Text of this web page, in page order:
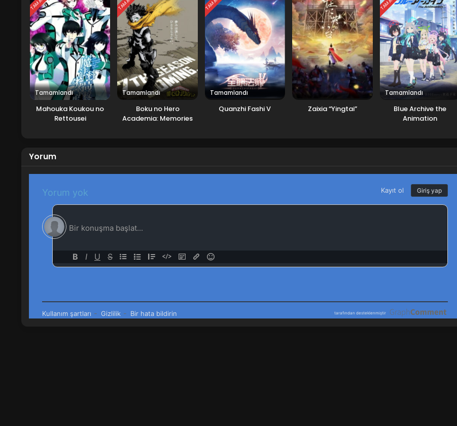
Tamamlandı
Mahouka Koukou no
Rettousei
Tamamlandı
Boku no Hero
Academia: Memories
Tamamlandı
Quanzhi Fashi V Zaixia “Yingtai”
Tamamlandı
Blue Archive the
Animation
Yorum